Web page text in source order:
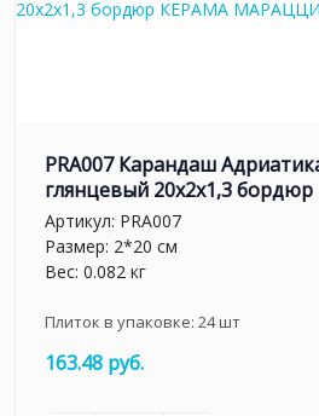
PRA007 Карандаш
глянцевый 20x2x1,3 бордюр
Артикул: PRA007
Размер: 2*20 см
Вес: 0.082 кг
Плиток в упаковке: 24шт
163.48 руб.